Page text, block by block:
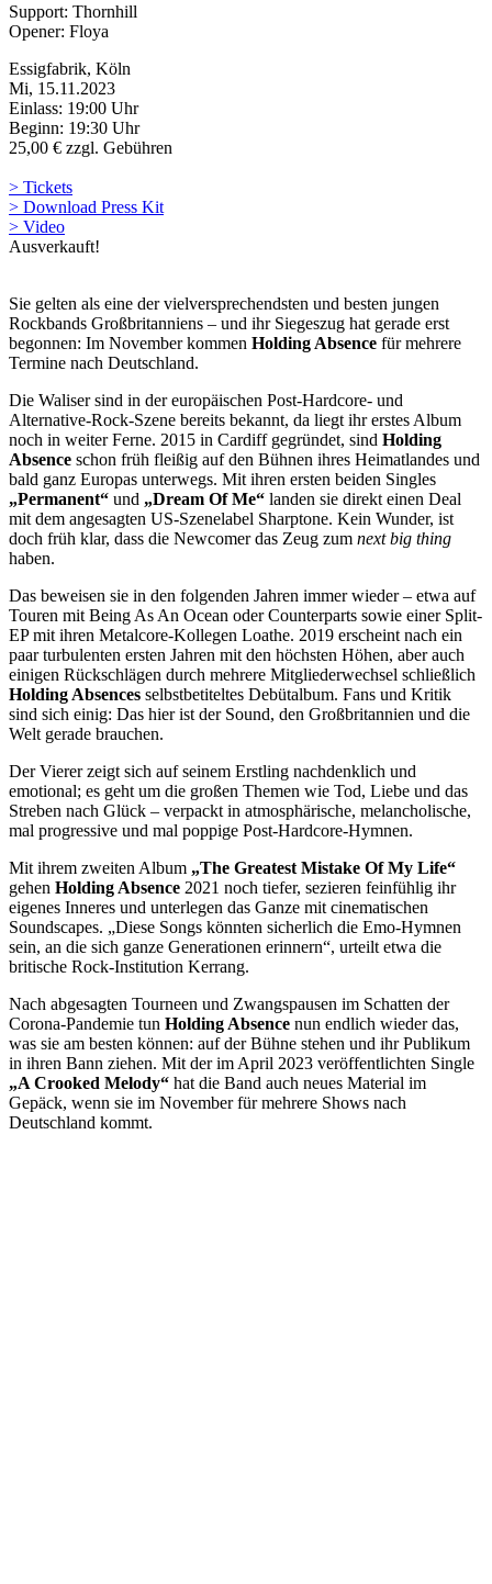
Support: Thornhill
Opener: Floya
Essigfabrik, Köln
Mi, 15.11.2023
Einlass: 19:00 Uhr
Beginn: 19:30 Uhr
25,00 € zzgl. Gebühren
> Tickets
> Download Press Kit
> Video
Ausverkauft!
Sie gelten als eine der vielversprechendsten und besten jungen
Rockbands Großbritanniens – und ihr Siegeszug hat gerade erst
begonnen: Im November kommen Holding Absence für mehrere
Termine nach Deutschland.
Die Waliser sind in der europäischen Post-Hardcore- und
Alternative-Rock-Szene bereits bekannt, da liegt ihr erstes Album
noch in weiter Ferne. 2015 in Cardiff gegründet, sind Holding
Absence schon früh fleißig auf den Bühnen ihres Heimatlandes und
bald ganz Europas unterwegs. Mit ihren ersten beiden Singles
„Permanent“ und „Dream Of Me“ landen sie direkt einen Deal
mit dem angesagten US-Szenelabel Sharptone. Kein Wunder, ist
doch früh klar, dass die Newcomer das Zeug zum nextbig thing
haben.
Das beweisen sie in den folgenden Jahren immer wieder – etwa auf
Touren mit Being As An Ocean oder Counterparts sowie einer Split-
EP mit ihren Metalcore-Kollegen Loathe. 2019 erscheint nach ein
paar turbulenten ersten Jahren mit den höchsten Höhen, aber auch
einigen Rückschlägen durch mehrere Mitgliederwechsel schließlich
Holding Absences selbstbetiteltes Debütalbum. Fans und Kritik
sind sich einig: Das hier ist der Sound, den Großbritannien und die
Welt gerade brauchen.
Der Vierer zeigt sich auf seinem Erstling nachdenklich und
emotional; es geht um die großen Themen wie Tod, Liebe und das
Streben nach Glück – verpackt in atmosphärische, melancholische,
mal progressive und mal poppige Post-Hardcore-Hymnen.
Mit ihrem zweiten Album „The Greatest Mistake Of My Life“
gehen Holding Absence 2021 noch tiefer, sezieren feinfühlig ihr
eigenes Inneres und unterlegen das Ganze mit cinematischen
Soundscapes. „Diese Songs könnten sicherlich die Emo-Hymnen
sein, an die sich ganze Generationen erinnern“, urteilt etwa die
britische Rock-Institution Kerrang.
Nach abgesagten Tourneen und Zwangspausen im Schatten der
Corona-Pandemie tun Holding Absence nun endlich wieder das,
was sie am besten können: auf der Bühne stehen und ihr Publikum
in ihren Bann ziehen. Mit der im April 2023 veröffentlichten Single
„A Crooked Melody“ hat die Band auch neues Material im
Gepäck, wenn sie im November für mehrere Shows nach
Deutschland kommt.